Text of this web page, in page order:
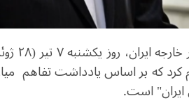
کرد که بر اساس یادداشت تفاهم
است.